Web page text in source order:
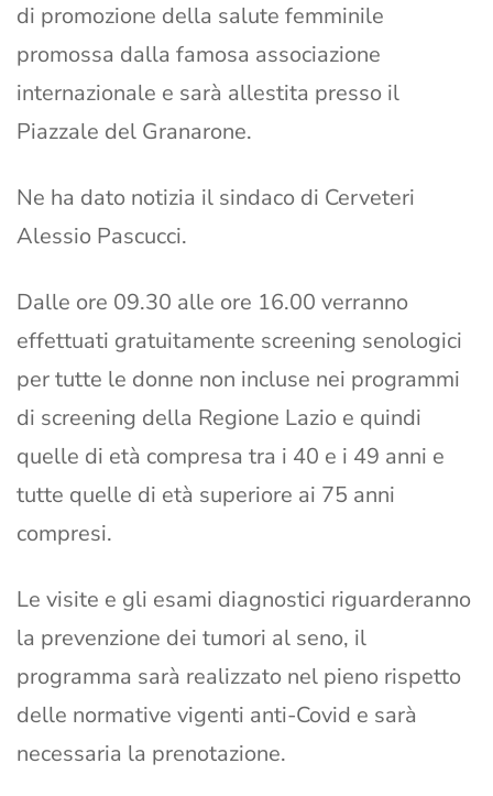
di promozione della salute femminile
promossa dalla famosa associazione
internazionale e sarà allestita presso il
Piazzale del Granarone.
Ne ha dato notizia il sindaco di Cerveteri
Alessio Pascucci.
Dalle ore 09.30 alle ore 16.00 verranno
effettuati gratuitamente screening senologici
per tutte le donne non incluse nei programmi
di screening della Regione Lazio e quindi
quelle di età compresa tra i 40 e i 49 anni e
tutte quelle di età superiore ai 75 anni
compresi.
Le visite e gli esami diagnostici riguarderanno
la prevenzione dei tumori al seno, il
programma sarà realizzato nel pieno rispetto
delle normative vigenti anti-Covid e sarà
necessaria la prenotazione.